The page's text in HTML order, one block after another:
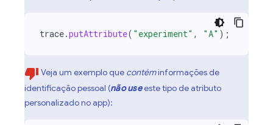
trace.putAttribute( "experiment" , "A" );
Veja um exemplo que contéminformações de
identificação pessoal (não useeste tipo de atributo
personalizado no app):